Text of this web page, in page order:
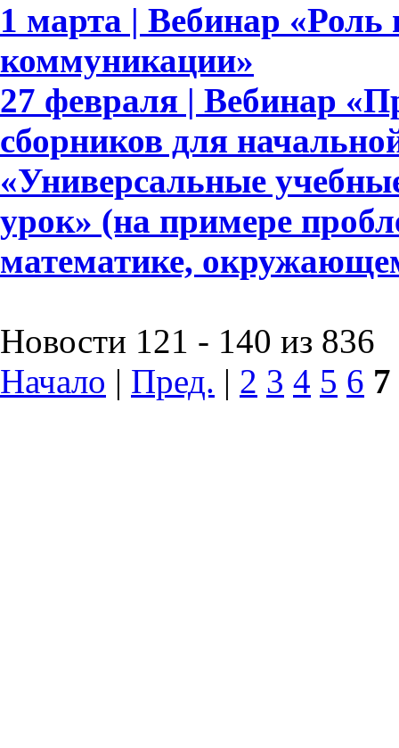
1 марта | Вебинар «Роль
коммуникации»
27 февраля | Вебинар
сборников для
«Универсальные
урок» (на примере
математике,
Новости 121 - 140 из 836
Начало | Пред. | 2 3 4 5 6 7